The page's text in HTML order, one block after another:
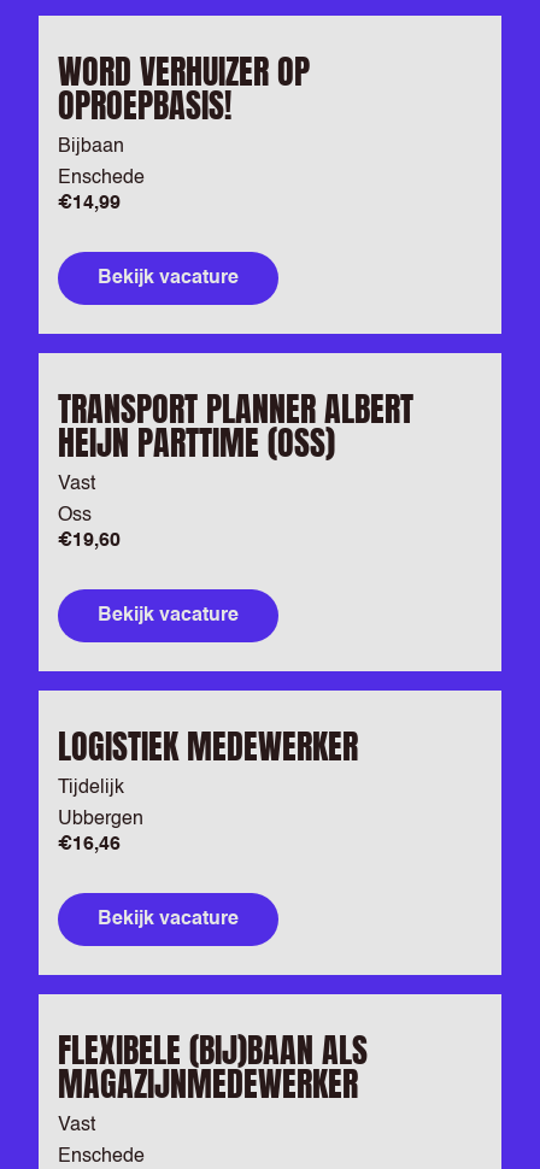
WORD VERHUIZER OP
OPROEPBASIS!
Bijbaan
Enschede
€14,99
Bekijk vacature
TRANSPORT PLANNER ALBERT
HEIJN PARTTIME (OSS)
Vast
Oss
€19,60
Bekijk vacature
LOGISTIEK MEDEWERKER
Tijdelijk
Ubbergen
€16,46
Bekijk vacature
FLEXIBELE (BIJ)BAAN ALS
MAGAZIJNMEDEWERKER
Vast
Enschede